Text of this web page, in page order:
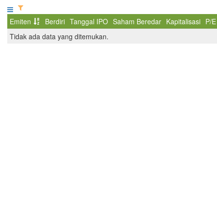
Emiten Berdiri Tanggal IPO Saham Beredar Kapitalisasi P/E
Tidak ada data yang ditemukan.